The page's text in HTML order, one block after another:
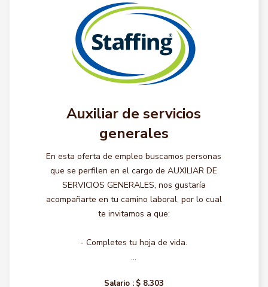
Auxiliar de servicios
generales
En esta oferta de empleo buscamos personas
que se perfilen en el cargo de AUXILIAR DE
SERVICIOS GENERALES, nos gustaría
acompañarte en tu camino laboral, por lo cual
te invitamos a que:
- Completes tu hoja de vida.
...
Salario : $ 8.303